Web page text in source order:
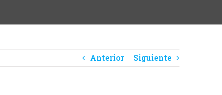
Anterior Siguiente